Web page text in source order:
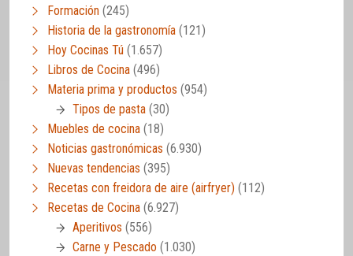
Formación (245)
Historia de la gastronomía (121)
Hoy Cocinas Tú (1.657)
Libros de Cocina (496)
Materia prima y productos (954)
Tipos de pasta (30)
Muebles de cocina (18)
Noticias gastronómicas (6.930)
Nuevas tendencias (395)
Recetas con freidora de aire (airfryer) (112)
Recetas de Cocina (6.927)
Aperitivos (556)
Carne y Pescado (1.030)